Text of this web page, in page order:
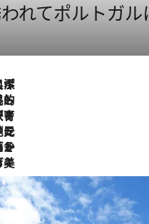
れてポルトガル
く
沢
」